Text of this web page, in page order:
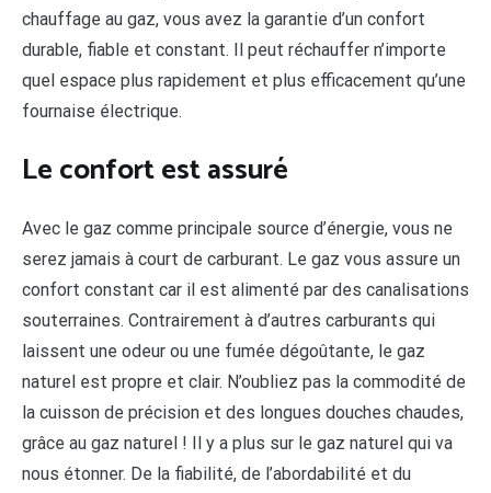
chauffage au gaz, vous avez la garantie d’un confort
durable, fiable et constant. Il peut réchauffer n’importe
quel espace plus rapidement et plus efficacement qu’une
fournaise électrique.
Le confort est assuré
Avec le gaz comme principale source d’énergie, vous ne
serez jamais à court de carburant. Le gaz vous assure un
confort constant car il est alimenté par des canalisations
souterraines. Contrairement à d’autres carburants qui
laissent une odeur ou une fumée dégoûtante, le gaz
naturel est propre et clair. N’oubliez pas la commodité de
la cuisson de précision et des longues douches chaudes,
grâce au gaz naturel ! Il y a plus sur le gaz naturel qui va
nous étonner. De la fiabilité, de l’abordabilité et du